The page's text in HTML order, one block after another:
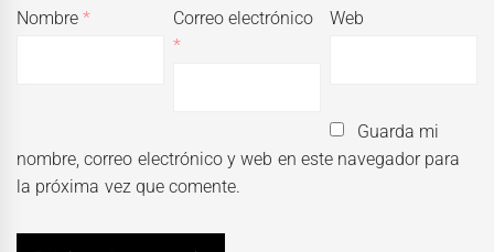
Nombre*
Correo electrónico
*
Web
Guarda mi
nombre, correo electrónico y web en este navegador para
la próxima vez que comente.